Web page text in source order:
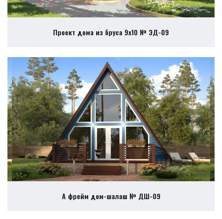
Проект дома из бруса 9х10 № ЭД-09
А фрейм дом-шалаш № ДШ-09